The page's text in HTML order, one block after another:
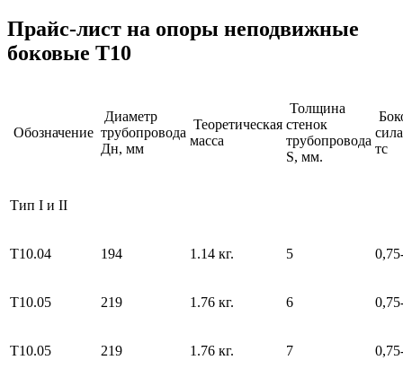
Прайс-лист на опоры неподвижные
боковые Т10
Обозначение
Диаметр
трубопровода
Дн, мм
Теоретическая
масса
Толщина
стенок
трубопровода
S, мм.
тс
Тип I и II
Т10.04 194 1.14 кг. 5
Т10.05 219 1.76 кг. 6
Т10.05 219 1.76 кг. 7